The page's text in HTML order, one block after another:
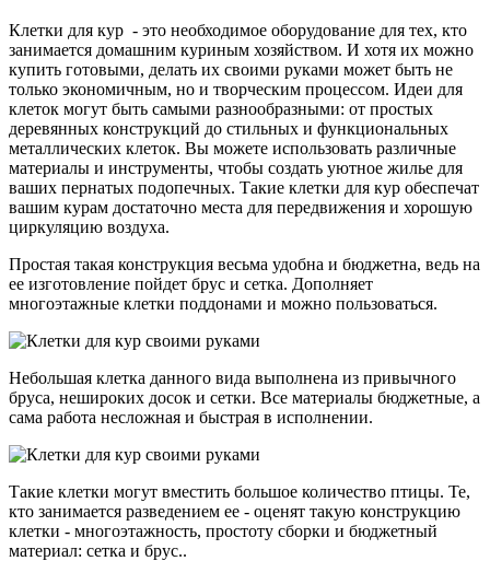
Клетки для кур - это необходимое оборудование для тех, кто
занимается домашним куриным хозяйством. И хотя их можно
купить готовыми, делать их своими руками может быть не
только экономичным, но и творческим процессом. Идеи для
клеток могут быть самыми разнообразными: от простых
деревянных конструкций до стильных и функциональных
металлических клеток. Вы можете использовать различные
материалы и инструменты, чтобы создать уютное жилье для
ваших пернатых подопечных. Такие клетки для кур обеспечат
вашим курам достаточно места для передвижения и хорошую
циркуляцию воздуха.
Простая такая конструкция весьма удобна и бюджетна, ведь на
ее изготовление пойдет брус и сетка. Дополняет
многоэтажные клетки поддонами и можно пользоваться.
Небольшая клетка данного вида выполнена из привычного
бруса, нешироких досок и сетки. Все материалы бюджетные, а
сама работа несложная и быстрая в исполнении.
Такие клетки могут вместить большое количество птицы. Те,
кто занимается разведением ее - оценят такую конструкцию
клетки - многоэтажность, простоту сборки и бюджетный
материал: сетка и брус..